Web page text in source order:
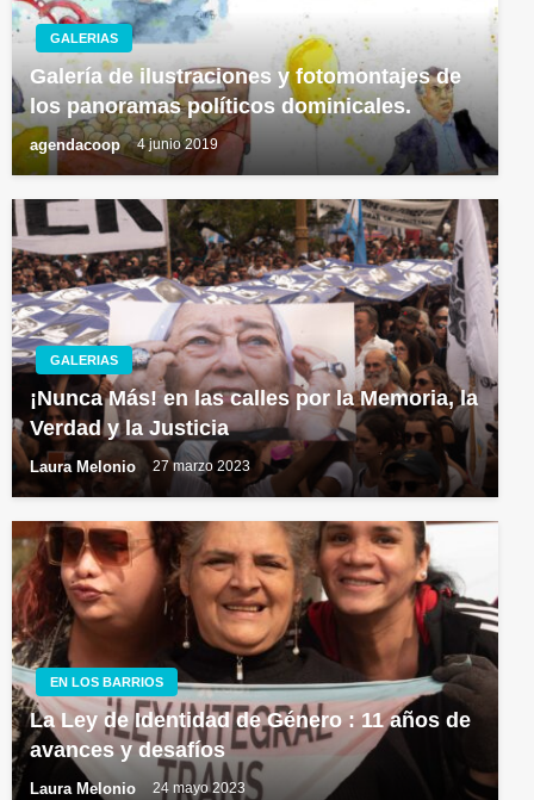
GALERIAS
Galería de ilustraciones y fotomontajes de
los panoramas políticos dominicales.
agendacoop 4 junio 2019
GALERIAS
¡Nunca Más! en las calles por la Memoria, la
Verdad y la Justicia
Laura Melonio 27 marzo 2023
EN LOS BARRIOS
La Ley de Identidad de Género : 11 años de
avances y desafíos
Laura Melonio 24 mayo 2023